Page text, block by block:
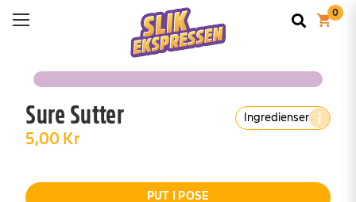
Sure Sutter
5,00 Kr
Ingredienser
PUT I POSE